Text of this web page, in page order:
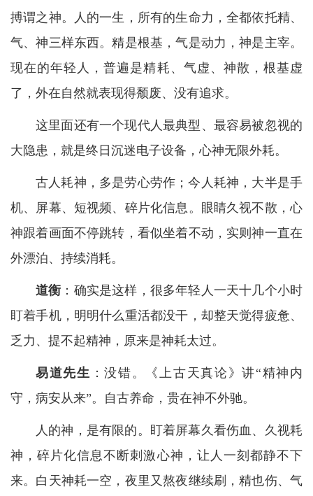
搏谓之神。人的一生，所有的生命力，全都依托精、
气、神三样东西。精是根基，气是动力，神是主宰。
现在的年轻人，普遍是精耗、气虚、神散，根基虚
了，外在自然就表现得颓废、没有追求。
这里面还有一个现代人最典型、最容易被忽视的
大隐患，就是终日沉迷电子设备，心神无限外耗。
古人耗神，多是劳心劳作；今人耗神，大半是手
机、屏幕、短视频、碎片化信息。眼睛久视不散，心
神跟着画面不停跳转，看似坐着不动，实则神一直在
外漂泊、持续消耗。
道衡 ：确实是这样，很多年轻人一天十几个小时
盯着手机，明明什么重活都没干，却整天觉得疲惫、
乏力、提不起精神，原来是神耗太过。
易道先生 ：没错。《上古天真论》讲“精神内
守，病安从来”。自古养命，贵在神不外驰。
人的神，是有限的。盯着屏幕久看伤血、久视耗
神，碎片化信息不断刺激心神，让人一刻都静不下
来。白天神耗一空，夜里又熬夜继续刷，精也伤、气